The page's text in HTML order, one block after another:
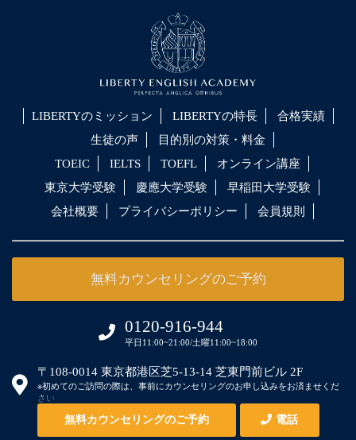
無料カウンセリングのご予約 電話
LIBERTYのミッション LIBERTYの特長
合格実績
生徒の声
目的別の対策・料金
TOEIC
IELTS TOEFL
オンライン講座
東京大学受験
慶應大学受験
早稲田大学受験
会社概要
プライバシーポリシー 会員規則
無料カウンセリングのご予約
0120-916-944
平日11:00~21:00/土曜11:00~18:00
〒108-0014 東京都港区芝5-13-14 芝東門前ビル 2F
※初めてのご訪問の際は、事前にカウンセリングのお申し込みをお済ませくだ
さい